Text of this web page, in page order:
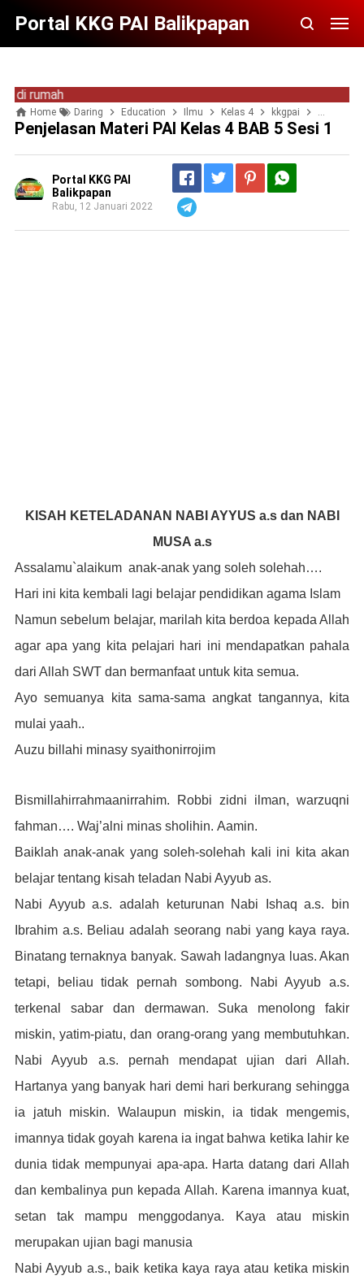
Portal KKG PAI Balikpapan
Home Daring Education Ilmu Kelas 4 kkgpai materi PAI
Penjelasan Materi PAI Kelas 4 BAB 5 Sesi 1
Portal KKG PAI
Balikpapan
Rabu, 12 Januari 2022
KISAH KETELADANAN NABI AYYUS a.s dan NABI
MUSA a.s
Assalamu`alaikum anak-anak yang soleh solehah….
Hari ini kita kembali lagi belajar pendidikan agama Islam
Namun sebelum belajar, marilah kita berdoa kepada Allah
agar apa yang kita pelajari hari ini mendapatkan pahala
dari Allah SWT dan bermanfaat untuk kita semua.
Ayo semuanya kita sama-sama angkat tangannya, kita
mulai yaah..
Auzu billahi minasy syaithonirrojim
Bismillahirrahmaanirrahim. Robbi zidni ilman, warzuqni
fahman…. Waj’alni minas sholihin. Aamin.
Baiklah anak-anak yang soleh-solehah kali ini kita akan
belajar tentang kisah teladan Nabi Ayyub as.
Nabi Ayyub a.s. adalah keturunan Nabi Ishaq a.s. bin
Ibrahim a.s. Beliau adalah seorang nabi yang kaya raya.
Binatang ternaknya banyak. Sawah ladangnya luas. Akan
tetapi, beliau tidak pernah sombong. Nabi Ayyub a.s.
terkenal sabar dan dermawan. Suka menolong fakir
miskin, yatim-piatu, dan orang-orang yang membutuhkan.
Nabi Ayyub a.s. pernah mendapat ujian dari Allah.
Hartanya yang banyak hari demi hari berkurang sehingga
ia jatuh miskin. Walaupun miskin, ia tidak mengemis,
imannya tidak goyah karena ia ingat bahwa ketika lahir ke
dunia tidak mempunyai apa-apa. Harta datang dari Allah
dan kembalinya pun kepada Allah. Karena imannya kuat,
setan tak mampu menggodanya. Kaya atau miskin
merupakan ujian bagi manusia
Nabi Ayyub a.s., baik ketika kaya raya atau ketika miskin